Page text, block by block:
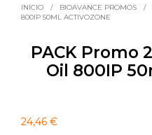
INICIO / BIOAVANCE PROMOS /
800IP 50ML ACTIVOZONE
PACK Promo
Oil 800IP
24,46 €